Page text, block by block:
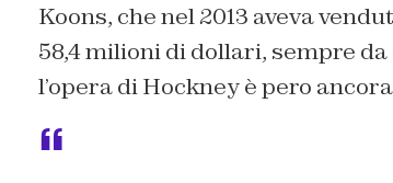
Koons, che nel 2013 aveva
58,4 milioni di dollari, sempre da
l’opera di Hockney è pero